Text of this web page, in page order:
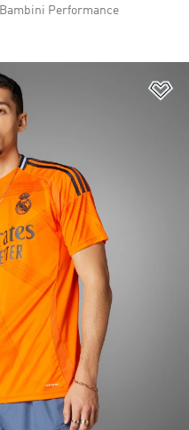
Bambini Performance